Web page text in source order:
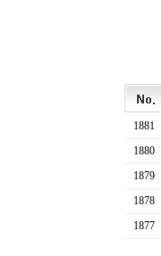
1881
1880
1879
1878
1877